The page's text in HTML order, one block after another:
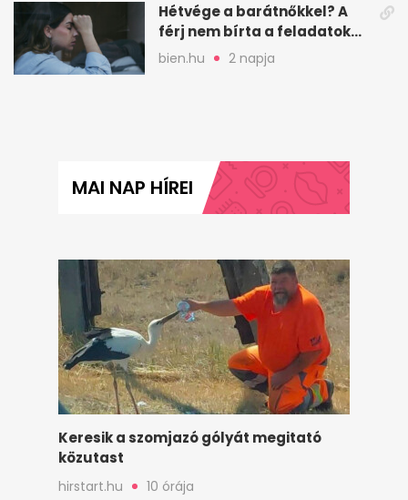
Hétvége a barátnőkkel? A
férj nem bírta a feladatokat,
a feleség levegőt kér
bien.hu 2 napja
MAI NAP HÍREI
Keresik a szomjazó gólyát megitató
közutast
hirstart.hu 10 órája